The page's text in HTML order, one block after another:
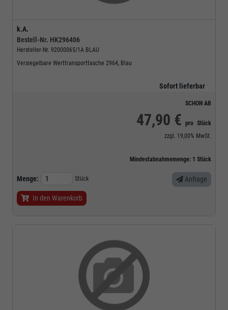
k.A.
Bestell-Nr. HK296406
Hersteller-Nr. 92000065/1A BLAU
Versiegelbare Werttransporttasche 2964, Blau
Sofort lieferbar
SCHON AB
47,90 € pro Stück
zzgl. 19,00% MwSt.
Mindestabnahmemenge: 1 Stück
Menge: Stück Anfrage
In den Warenkorb